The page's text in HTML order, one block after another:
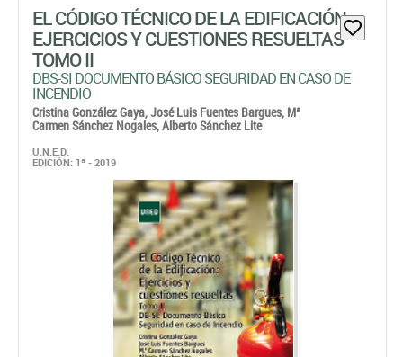
EL CÓDIGO TÉCNICO DE LA EDIFICACIÓN
EJERCICIOS Y CUESTIONES RESUELTAS
TOMO II
DBS-SI DOCUMENTO BÁSICO SEGURIDAD EN CASO DE
INCENDIO
Cristina González Gaya,José Luis Fuentes Bargues, Mª
Carmen Sánchez Nogales,Alberto Sánchez Lite
U.N.E.D.
EDICIÓN: 1ª - 2019